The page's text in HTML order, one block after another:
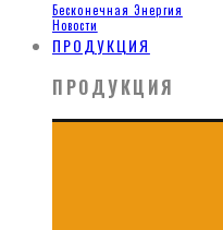
Бесконечная Энергия
Новости
ПРОДУКЦИЯ
ПРОДУКЦИЯ